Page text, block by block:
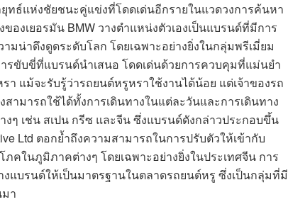
ทธ์แห่งชัยชนะคู่แข่งที่โดดเด่นอีกรายในแวดวงการค้นหา
งเยอรมัน BMW วางตำแหน่งตัวเองเป็นแบรนด์ที่มีการ
มน่าดึงดูดระดับโลก โดยเฉพาะอย่างยิ่งในกลุ่มพรีเมี่ยม
รขับขี่ที่แบรนด์นำเสนอ โดดเด่นด้วยการควบคุมที่แม่นยำ
แม้จะรับรู้ว่ารถยนต์หรูหราใช้งานได้น้อย แต่เจ้าของรถ
ามารถใช้ได้ทั้งการเดินทางในแต่ละวันและการเดินทาง
ๆ เช่น สเปน กรีซ และจีน ซึ่งแบรนด์ดังกล่าวประกอบขึ้น
Ltd ตอกย้ำถึงความสามารถในการปรับตัวให้เข้ากับ
ในภูมิภาคต่างๆ โดยเฉพาะอย่างยิ่งในประเทศจีน การ
แบรนด์ให้เป็นมาตรฐานในตลาดรถยนต์หรู ซึ่งเป็นกลุ่มที่มี
า